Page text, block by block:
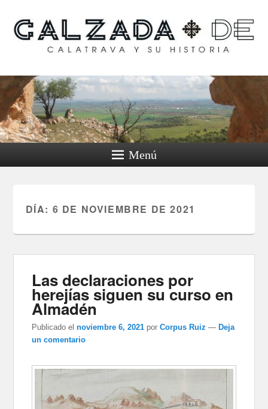
Calzada de Calatrava y
su historia
Menú
DÍA: 6 DE NOVIEMBRE DE 2021
Las declaraciones por
herejías siguen su curso en
Almadén
Publicado el noviembre 6, 2021 porCorpus Ruiz — Deja
un comentario